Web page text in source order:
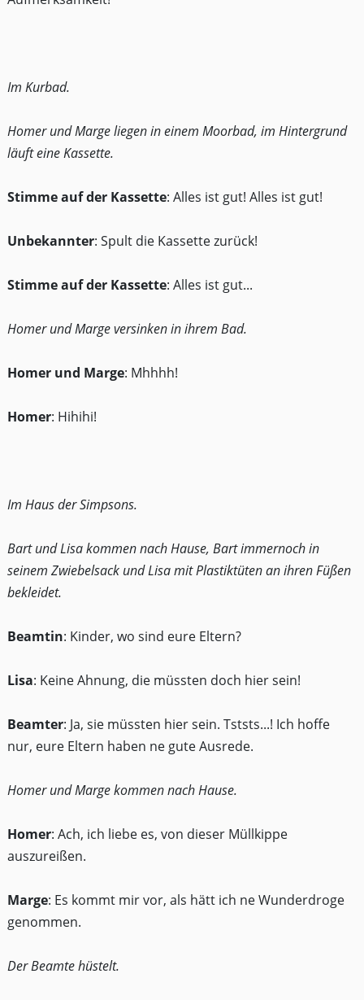
Im Kurbad.
Homer und Marge liegen in einem Moorbad, im Hintergrund
läuft eine Kassette.
Stimme auf der Kassette: Alles ist gut! Alles ist gut!
Unbekannter: Spult die Kassette zurück!
Stimme auf der Kassette: Alles ist gut...
Homer und Marge versinken in ihrem Bad.
Homer und Marge: Mhhhh!
Homer: Hihihi!
Im Haus der Simpsons.
Bart und Lisa kommen nach Hause, Bart immernoch in
seinem Zwiebelsack und Lisa mit Plastiktüten an ihren Füßen
bekleidet.
Beamtin: Kinder, wo sind eure Eltern?
Lisa: Keine Ahnung, die müssten doch hier sein!
Beamter: Ja, sie müssten hier sein. Tststs...! Ich hoffe
nur, eure Eltern haben ne gute Ausrede.
Homer und Marge kommen nach Hause.
Homer: Ach, ich liebe es, von dieser Müllkippe
auszureißen.
Marge: Es kommt mir vor, als hätt ich ne Wunderdroge
genommen.
Der Beamte hüstelt.